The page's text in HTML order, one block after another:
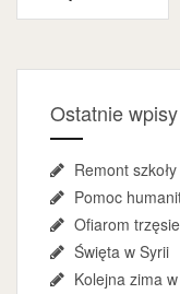
wpisu
Ostatnie wpisy
Remont
Pomoc
Ofiarom
Święta w Syrii
Kolejna zima